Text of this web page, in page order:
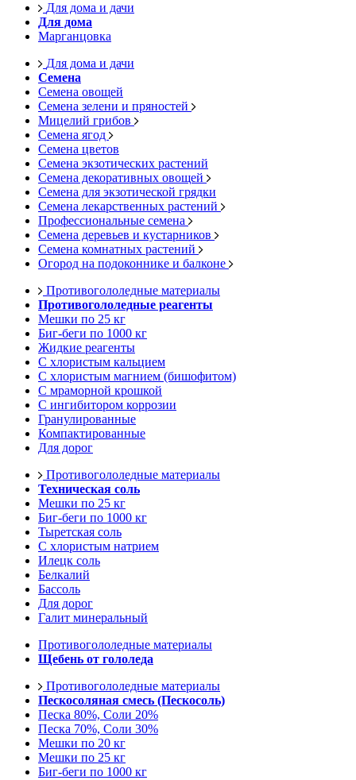
Для дома и дачи
Для дома
Марганцовка
Для дома и дачи
Семена
Семена овощей
Семена зелени и пряностей
Мицелий грибов
Семена ягод
Семена цветов
Семена экзотических растений
Семена декоративных овощей
Семена для экзотической грядки
Семена лекарственных растений
Профессиональные семена
Семена деревьев и кустарников
Семена комнатных растений
Огород на подоконнике и балконе
Противогололедные материалы
Противогололедные реагенты
Мешки по 25 кг
Биг-беги по 1000 кг
Жидкие реагенты
С хлористым кальцием
С хлористым магнием (бишофитом)
С мраморной крошкой
С ингибитором коррозии
Гранулированные
Компактированные
Для дорог
Противогололедные материалы
Техническая соль
Мешки по 25 кг
Биг-беги по 1000 кг
Тыретская соль
С хлористым натрием
Илецк соль
Белкалий
Бассоль
Для дорог
Галит минеральный
Противогололедные материалы
Щебень от гололеда
Противогололедные материалы
Пескосоляная смесь (Пескосоль)
Песка 80%, Соли 20%
Песка 70%, Соли 30%
Мешки по 20 кг
Мешки по 25 кг
Биг-беги по 1000 кг